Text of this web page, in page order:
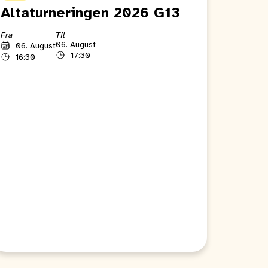
Altaturneringen 2026 G13
Fra
06. August
16:30
Til
06. August
17:30